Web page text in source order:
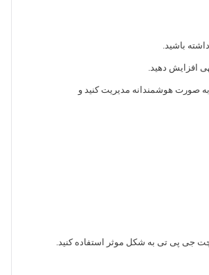
باشید.
افزایش دهید.
به صورت هوشمندانه مدیریت کنید و